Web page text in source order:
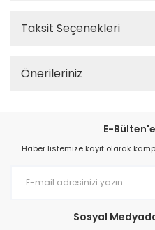
Taksit Seçenekleri
Önerileriniz
E-
Haber listemize kayıt olarak
Sosyal